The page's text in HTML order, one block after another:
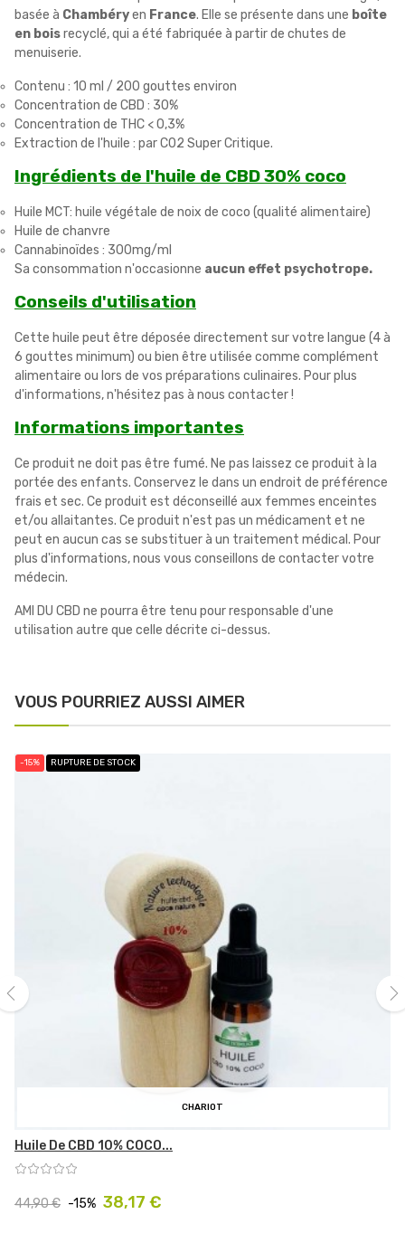
basée à Chambéryen France. Elle se présente dans une boîte
en boisrecyclé, qui a été fabriquée à partir de chutes de
menuiserie.
Contenu : 10 ml / 200 gouttes environ
Concentration de CBD : 30%
Concentration de THC < 0,3%
Extraction de l'huile : par C02 Super Critique.
Ingrédients de l'huile de CBD 30% coco
Huile MCT: huile végétale de noix de coco (qualité alimentaire)
Huile de chanvre
Cannabinoïdes : 300mg/ml
Sa consommation n'occasionne aucun effet psychotrope.
Conseils d'utilisation
Cette huile peut être déposée directement sur votre langue (4 à
6 gouttes minimum) ou bien être utilisée comme complément
alimentaire ou lors de vos préparations culinaires. Pour plus
d'informations, n'hésitez pas à nous contacter !
Informations importantes
Ce produit ne doit pas être fumé. Ne pas laissez ce produit à la
portée des enfants. Conservez le dans un endroit de préférence
frais et sec. Ce produit est déconseillé aux femmes enceintes
et/ou allaitantes. Ce produit n'est pas un médicament et ne
peut en aucun cas se substituer à un traitement médical. Pour
plus d'informations, nous vous conseillons de contacter votre
médecin.
AMI DU CBD ne pourra être tenu pour responsable d'une
utilisation autre que celle décrite ci-dessus.
VOUS POURRIEZ AUSSI AIMER
-15% RUPTURE DE STOCK
CHARIOT
Huile De CBD 10% COCO...
Prix
44,90 € -15% Prix
38,17 €